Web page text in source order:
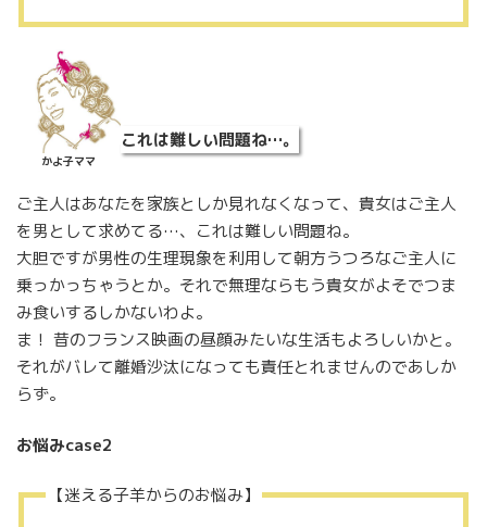
かよ子ママ
これは難しい問題ね…。
ご主人はあなたを家族としか見れなくなって、貴女はご主人
を男として求めてる…、これは難しい問題ね。
大胆ですが男性の生理現象を利用して朝方うつろなご主人に
乗っかっちゃうとか。それで無理ならもう貴女がよそでつま
み食いするしかないわよ。
ま！ 昔のフランス映画の昼顔みたいな生活もよろしいかと。
それがバレて離婚沙汰になっても責任とれませんのであしか
らず。
お悩みcase2
【迷える子羊からのお悩み】